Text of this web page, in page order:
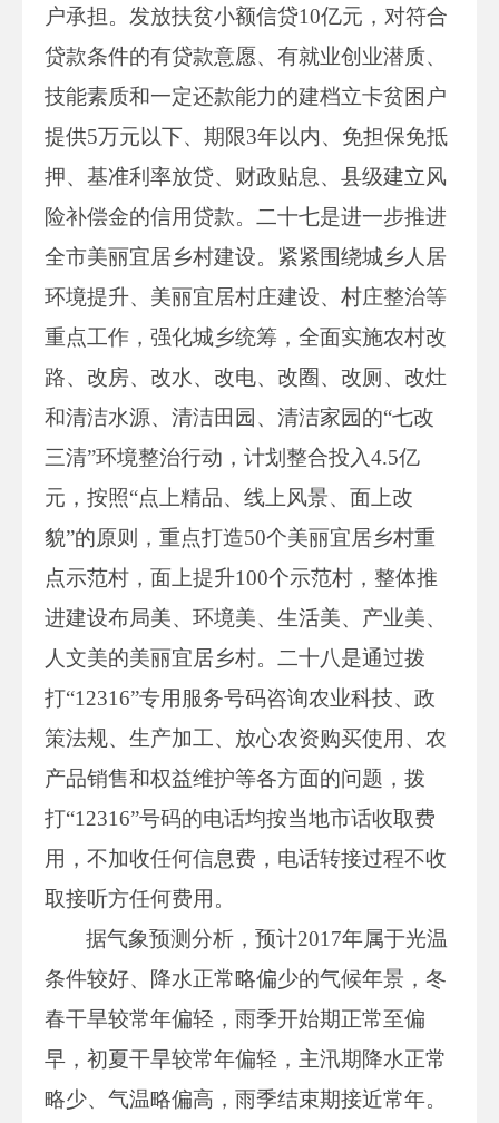
户承担。发放扶贫小额信贷10亿元，对符合
贷款条件的有贷款意愿、有就业创业潜质、
技能素质和一定还款能力的建档立卡贫困户
提供5万元以下、期限3年以内、免担保免抵
押、基准利率放贷、财政贴息、县级建立风
险补偿金的信用贷款。二十七是进一步推进
全市美丽宜居乡村建设。紧紧围绕城乡人居
环境提升、美丽宜居村庄建设、村庄整治等
重点工作，强化城乡统筹，全面实施农村改
路、改房、改水、改电、改圈、改厕、改灶
和清洁水源、清洁田园、清洁家园的“七改
三清”环境整治行动，计划整合投入4.5亿
元，按照“点上精品、线上风景、面上改
貌”的原则，重点打造50个美丽宜居乡村重
点示范村，面上提升100个示范村，整体推
进建设布局美、环境美、生活美、产业美、
人文美的美丽宜居乡村。二十八是通过拨
打“12316”专用服务号码咨询农业科技、政
策法规、生产加工、放心农资购买使用、农
产品销售和权益维护等各方面的问题，拨
打“12316”号码的电话均按当地市话收取费
用，不加收任何信息费，电话转接过程不收
取接听方任何费用。
据气象预测分析，预计2017年属于光温
条件较好、降水正常略偏少的气候年景，冬
春干旱较常年偏轻，雨季开始期正常至偏
早，初夏干旱较常年偏轻，主汛期降水正常
略少、气温略偏高，雨季结束期接近常年。